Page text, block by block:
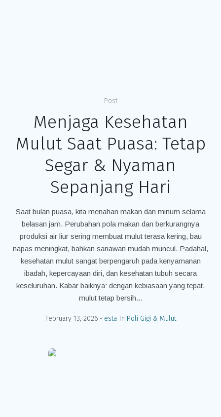
Post
Menjaga Kesehatan
Mulut Saat Puasa: Tetap
Segar & Nyaman
Sepanjang Hari
Saat bulan puasa, kita menahan makan dan minum selama
belasan jam. Perubahan pola makan dan berkurangnya
produksi air liur sering membuat mulut terasa kering, bau
napas meningkat, bahkan sariawan mudah muncul. Padahal,
kesehatan mulut sangat berpengaruh pada kenyamanan
ibadah, kepercayaan diri, dan kesehatan tubuh secara
keseluruhan. Kabar baiknya: dengan kebiasaan yang tepat,
mulut tetap bersih...
February 13, 2026 esta In Poli Gigi & Mulut